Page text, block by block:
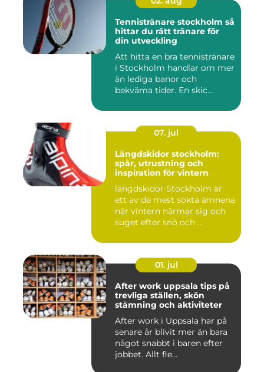
Tennistränare stockholm så
hittar du rätt tränare för
din utveckling
Att hitta en bra tennistränare
i Stockholm handlar om mer
än lediga banor och
bekväma tider. En skic...
07. jul
Längdskidor stockholm:
spår, utrustning och
inspiration för vintern
längdskidor Stockholm är
ett av de mest sökta ämnena
när vintern närmar sig och
suget efter snö och ...
01. jul
After work uppsala tips på
trevliga ställen, skön
stämning och aktiviteter
After work i Uppsala har på
senare år blivit mer än bara
något snabbt i baren efter
jobbet. Allt fle...